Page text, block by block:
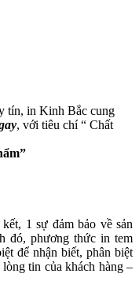
tín, in Kinh Bắc cung
, với tiêu chí “ Chất
1 sự đảm bảo về sản
đó, phương thức in tem
để nhận biết, phân biệt
tin của khách hàng –